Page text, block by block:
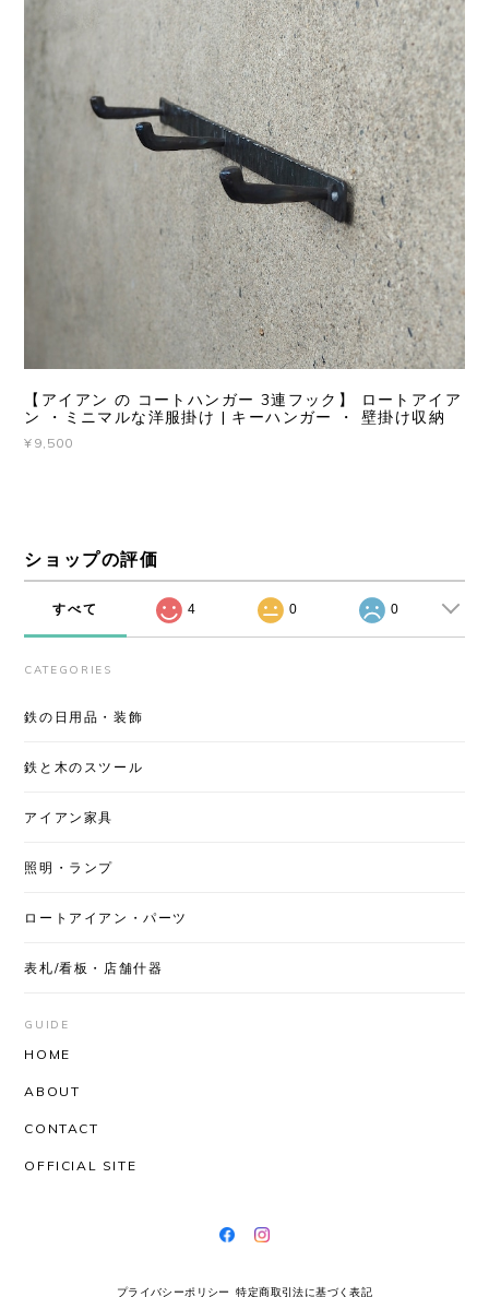
【アイアン の コートハンガー 3連フック】 ロートアイア
ン ・ミニマルな洋服掛け | キーハンガー ・ 壁掛け収納
¥9,500
ショップの評価
すべて 4 0 0
CATEGORIES
鉄の日用品・装飾
鉄と木のスツール
アイアン家具
照明・ランプ
ロートアイアン・パーツ
表札/看板・店舗什器
GUIDE
HOME
ABOUT
CONTACT
OFFICIAL SITE
プライバシーポリシー 特定商取引法に基づく表記